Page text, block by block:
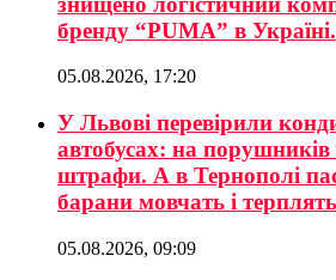
бренду “PUMA” в Україні.
05.08.2026, 17:20
У Львові перевірили
автобусах: на
штрафи. А в Тернополі
барани мовчать і терплять
05.08.2026, 09:09